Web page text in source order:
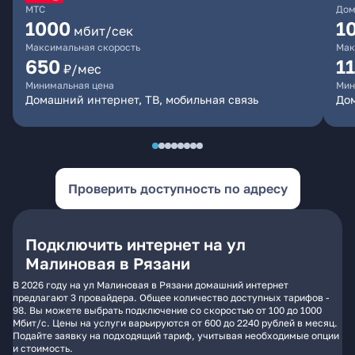
МТС
1000 мбит/сек
Максимальная скорость
650 ₽/мес
Минимальная цена
Домашний интернет, ТВ, мобильная связь
Проверить доступность по адресу
Подключить интернет на ул
Малиновая в Рязани
В 2026 году на ул Малиновая в Рязани домашний интернет
предлагают 3 провайдера. Общее количество доступных тарифов -
98. Вы можете выбрать подключение со скоростью от 100 до 1000
Мбит/с. Цены на услуги варьируются от 600 до 2240 рублей в месяц.
Подайте заявку на подходящий тариф, учитывая необходимые опции
и стоимость.